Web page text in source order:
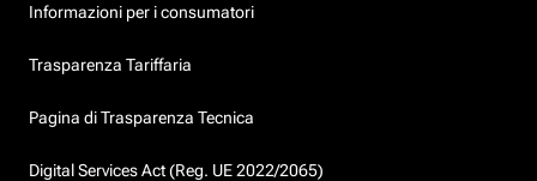
Informazioni per i consumatori
Trasparenza Tariffaria
Pagina di Trasparenza Tecnica
Digital Services Act (Reg. UE 2022/2065)